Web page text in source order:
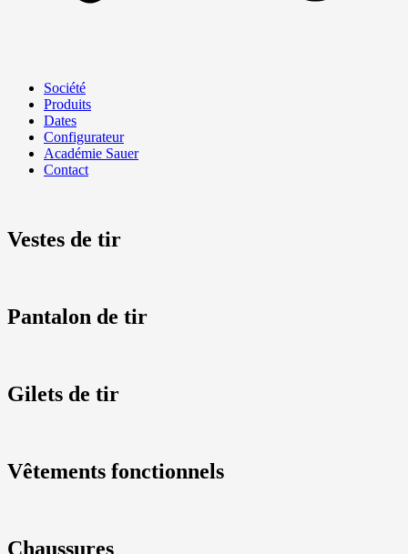
Société
Produits
Dates
Configurateur
Académie Sauer
Contact
Vestes de tir
Pantalon de tir
Gilets de tir
Vêtements fonctionnels
Chaussures